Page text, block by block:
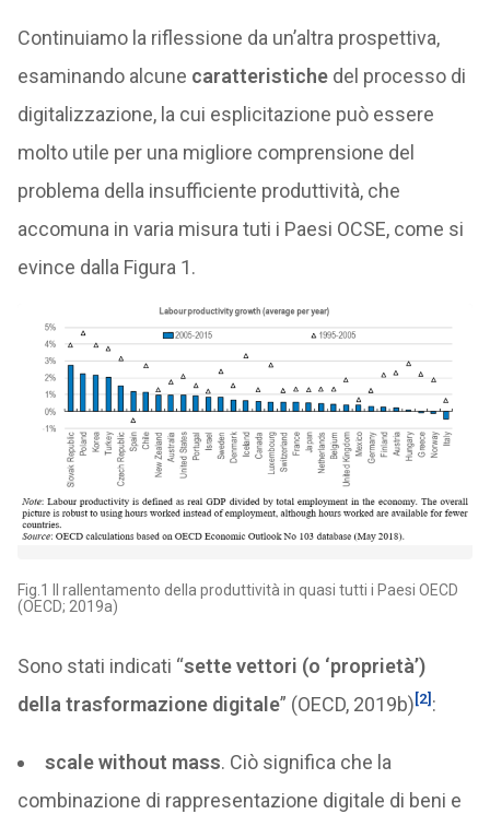
Continuiamo la riflessione da un’altra prospettiva,
esaminando alcune caratteristichedel processo di
digitalizzazione, la cui esplicitazione può essere
molto utile per una migliore comprensione del
problema della insufficiente produttività, che
accomuna in varia misura tuti i Paesi OCSE, come si
evince dalla Figura 1.
Fig.1 Il rallentamento della produttività in quasi tutti i Paesi OECD
(OECD; 2019a)
Sono stati indicati “sette vettori (o ‘proprietà’)
della trasformazione digitale” (OECD, 2019b)[2] :
scale without mass. Ciò significa che la
combinazione di rappresentazione digitale di beni e